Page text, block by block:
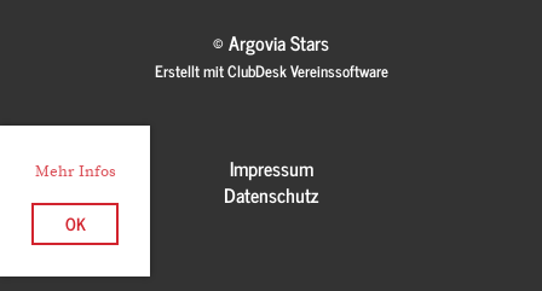
Mehr Infos
OK
© Argovia Stars
Erstellt mit ClubDesk Vereinssoftware
Impressum
Datenschutz